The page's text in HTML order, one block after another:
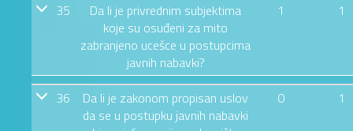
35
Da li je privrednim subjektima
koje su osuđeni za mito
zabranjeno ucešce u postupcima
javnih nabavki?
1 1
36
Da li je zakonom propisan uslov
da se u postupku javnih nabavki
0 1